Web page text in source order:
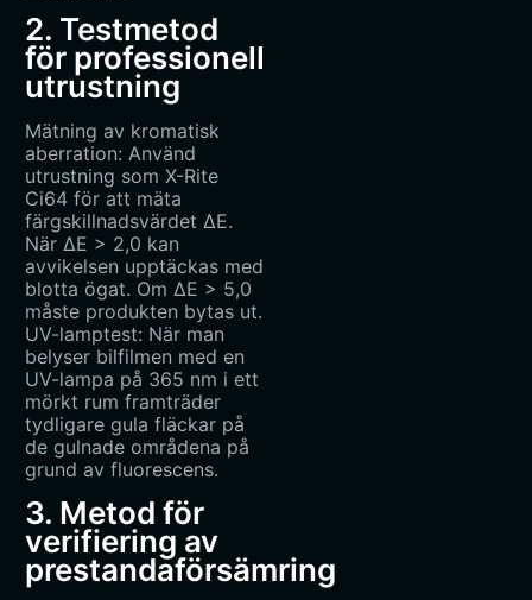
2. Testmetod
för professionell
utrustning
Mätning av kromatisk
aberration: Använd
utrustning som X-Rite
Ci64 för att mäta
färgskillnadsvärdet ΔE.
När ΔE > 2,0 kan
avvikelsen upptäckas med
blotta ögat. Om ΔE > 5,0
måste produkten bytas ut.
UV-lamptest: När man
belyser bilfilmen med en
UV-lampa på 365 nm i ett
mörkt rum framträder
tydligare gula fläckar på
de gulnade områdena på
grund av fluorescens.
3. Metod för
verifiering av
prestandaförsämring